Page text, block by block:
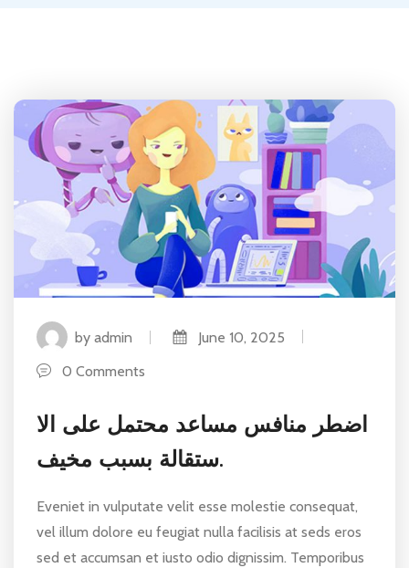
by admin
June 10, 2025
0 Comments
اضطر منافس مساعد محتمل على الا
ستقالة بسبب مخيف.
Eveniet in vulputate velit esse molestie consequat,
vel illum dolore eu feugiat nulla facilisis at seds eros
sed et accumsan et iusto odio dignissim. Temporibus